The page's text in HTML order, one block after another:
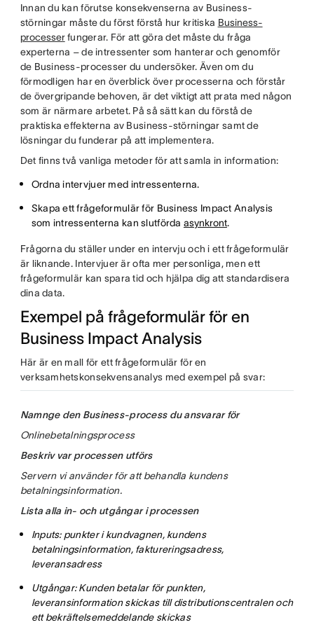
Innan du kan förutse konsekvenserna av Business-
störningar måste du först förstå hur kritiska Business-
processerfungerar. För att göra det måste du fråga
experterna – de intressenter som hanterar och genomför
de Business-processer du undersöker. Även om du
förmodligen har en överblick över processerna och förstår
de övergripande behoven, är det viktigt att prata med någon
som är närmare arbetet. På så sätt kan du förstå de
praktiska effekterna av Business-störningar samt de
lösningar du funderar på att implementera.
Det finns två vanliga metoder för att samla in information:
Ordna intervjuer med intressenterna.
Skapa ett frågeformulär för Business Impact Analysis
som intressenterna kan slutförda asynkront.
Frågorna du ställer under en intervju och i ett frågeformulär
är liknande. Intervjuer är ofta mer personliga, men ett
frågeformulär kan spara tid och hjälpa dig att standardisera
dina data.
Exempel på frågeformulär för en
Business Impact Analysis
Här är en mall för ett frågeformulär för en
verksamhetskonsekvensanalys med exempel på svar:
Namnge den Business-process du ansvarar för
Onlinebetalningsprocess
Beskriv var processen utförs
Servern vi använder för att behandla kundens
betalningsinformation.
Lista alla in- och utgångar i processen
Inputs: punkter i kundvagnen, kundens
betalningsinformation, faktureringsadress,
leveransadress
Utgångar: Kunden betalar för punkten,
leveransinformation skickas till distributionscentralen och
ett bekräftelsemeddelande skickas